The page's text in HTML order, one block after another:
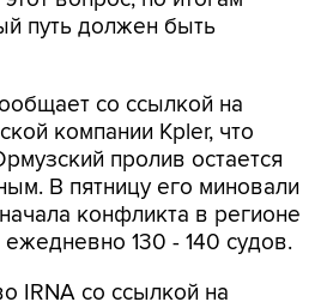
путь должен быть
со ссылкой на
компании Kpler, что
пролив остается
В пятницу его миновали
конфликта в регионе
130 - 140 судов.
IRNA со ссылкой на